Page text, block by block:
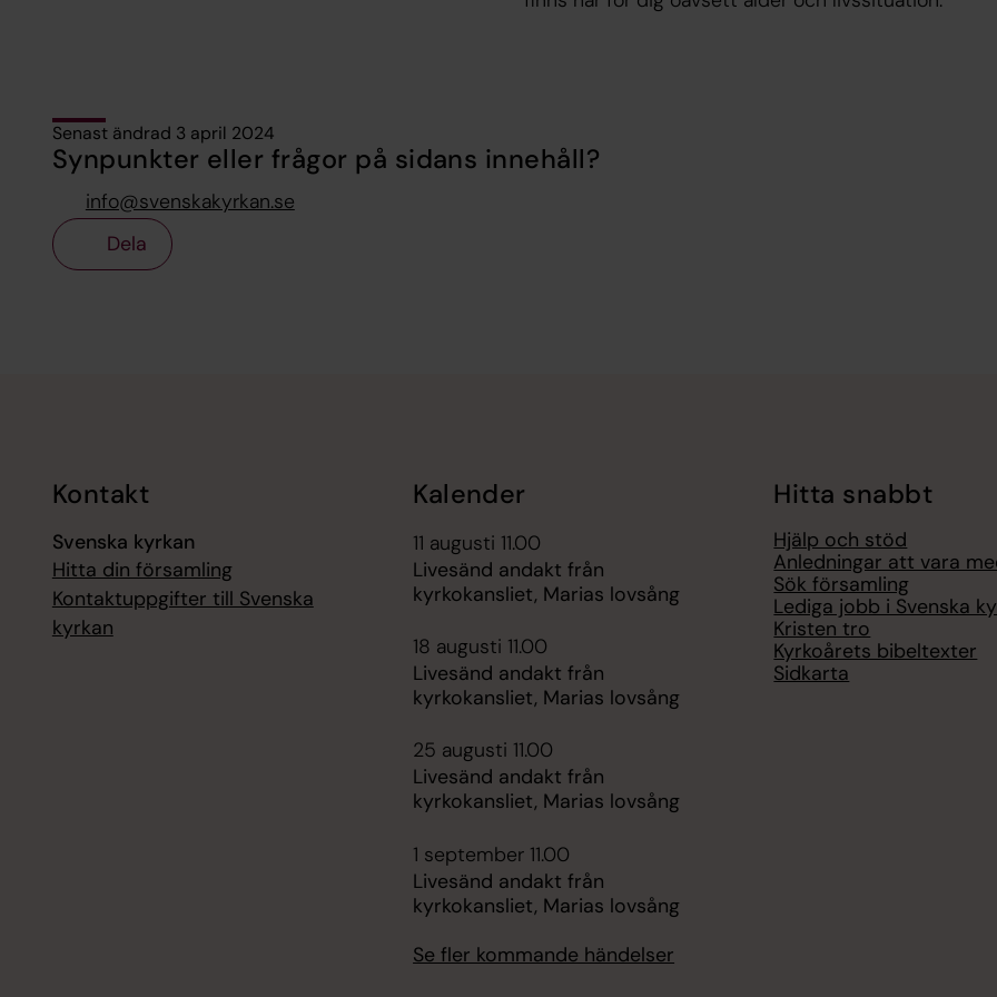
Senast ändrad 3 april 2024
Synpunkter eller frågor på sidans innehåll?
info@svenskakyrkan.se
Dela
Kontakt
Svenska kyrkan
Hitta din församling
Kontaktuppgifter till Svenska
kyrkan
Kalender
11 augusti 11.00
Livesänd andakt från
kyrkokansliet, Marias lovsång
18 augusti 11.00
Livesänd andakt från
kyrkokansliet, Marias lovsång
25 augusti 11.00
Livesänd andakt från
kyrkokansliet, Marias lovsång
1 september 11.00
Livesänd andakt från
kyrkokansliet, Marias lovsång
Se fler kommande händelser
Hitta snabbt
Hjälp och stöd
Anledningar att vara
Sök församling
Lediga jobb i Svenska
Kristen tro
Kyrkoårets bibeltexter
Sidkarta